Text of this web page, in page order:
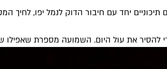
יחד עם חיבור הדוק לנמל יפו, לחיך
להסיר את עול היום. השמועה מספרת שאפילו